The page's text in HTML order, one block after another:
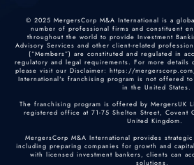
© 2025 MergersCorp M&A International is a
number of professional firms and constituent
throughout the world to provide Investment
Advisory Services and other client-related
(“Members”) are constituted and regulated in
regulatory and legal requirements. For more
please visit our Disclaimer: https://
International's franchising program is not offered
in the United States.
The franchising program is offered by MergersUK
registered office at 71-75 Shelton Street, Covent
United Kingdom.
MergersCorp M&A International provides
including preparing companies for growth and
with licensed investment bankers, clients can
solutions.